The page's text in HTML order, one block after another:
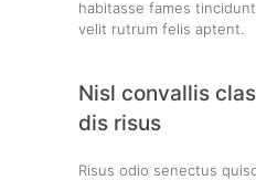
habitasse fames
velit rutrum felis aptent.
Nisl convallis
dis risus
Risus odio senectus